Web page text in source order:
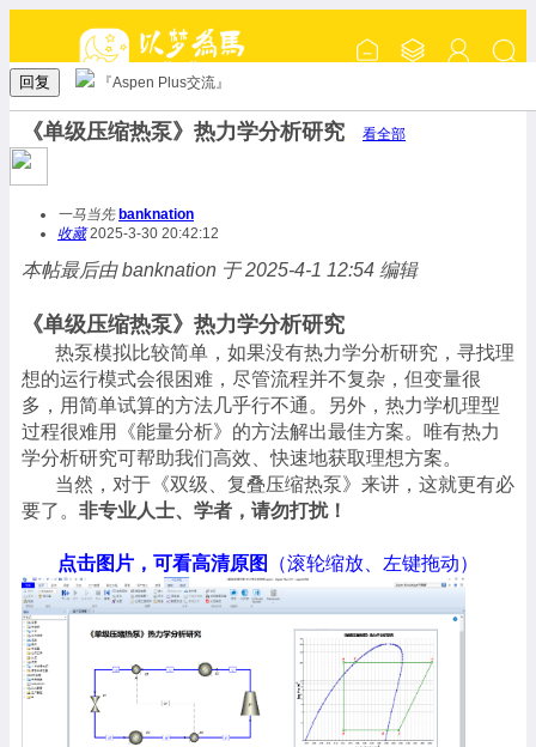
回复 『Aspen Plus交流』
《单级压缩热泵》热力学分析研究 看全部
一马当先 banknation
收藏2025-3-30 20:42:12
本帖最后由 banknation 于 2025-4-1 12:54 编辑
《单级压缩热泵》热力学分析研究
热泵模拟比较简单，如果没有热力学分析研究，寻找理
想的运行模式会很困难，尽管流程并不复杂，但变量很
多，用简单试算的方法几乎行不通。另外，热力学机理型
过程很难用
《能量分析》 的方法解出最佳方案。唯有热力
学分析研究可帮助我们高效、快速地获取理想方案。
当然， 对于 《双级、复叠压缩热泵》 来讲，这就更有必
要了。 非专业人士、学者，请勿打扰！
点击图片，可看高清原图 （滚轮缩放、左键拖动）